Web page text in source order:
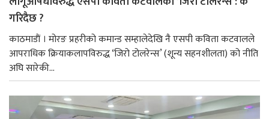
गरिदैछ ?
काठमाडाैं । मोरङ प्रहरीको कमान्ड सम्हालेदेखि नै एसपी कविता कटवालले
आपराधिक क्रियाकलापविरुद्ध ‘जिरो टोलरेन्स’ (शून्य सहनशीलता) को नीति
अघि सारेकी...